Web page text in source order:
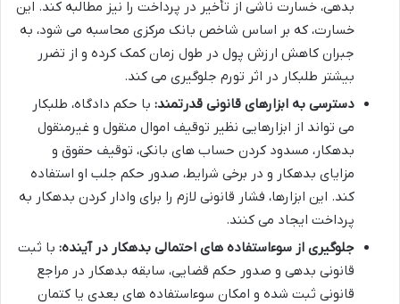
بدهی، خسارت ناشی از تأخیر در پرداخت را نیز مطالبه کند. این
خسارت، که بر اساس شاخص بانک مرکزی محاسبه می شود، به
جبران کاهش ارزش پول در طول زمان کمک کرده و از تضرر
بیشتر طلبکار در اثر تورم جلوگیری می کند.
دسترسی به ابزارهای قانونی قدرتمند: با حکم دادگاه، طلبکار
می تواند از ابزارهایی نظیر توقیف اموال منقول و غیرمنقول
بدهکار، مسدود کردن حساب های بانکی، توقیف حقوق و
مزایای بدهکار و در برخی شرایط، صدور حکم جلب او استفاده
کند. این ابزارها، فشار قانونی لازم را برای وادار کردن بدهکار به
پرداخت ایجاد می کنند.
جلوگیری از سوءاستفاده های احتمالی بدهکار در آینده: با ثبت
قانونی بدهی و صدور حکم قضایی، سابقه بدهکار در مراجع
قانونی ثبت شده و امکان سوءاستفاده های بعدی یا کتمان